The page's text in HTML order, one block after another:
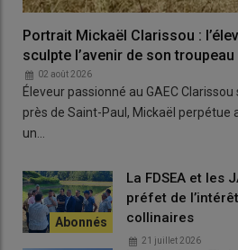
Phénix, il s’agit de
— Bruno Faure
Cetterestructuration
selon l’évolution climatique mais
d’études portant notamment sur les
l’enneigement. Le statut du
Portrait Mickaël Clarissou :
sculpte l’avenir de son troupeau
02 août 2026
Éleveur passionné au GAEC
près de Saint-Paul, Mickaël perpétue
un…
La FDSEA et les
préfet de
collinaires
21 juillet 2026